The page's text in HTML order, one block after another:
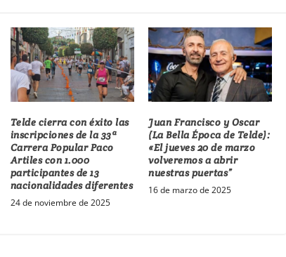
Telde cierra con éxito las
inscripciones de la 33ª
Carrera Popular Paco
Artiles con 1.000
participantes de 13
nacionalidades diferentes
24 de noviembre de 2025
Juan Francisco y Oscar
(La Bella Época de Telde):
«El jueves 20 de marzo
volveremos a abrir
nuestras puertas”
16 de marzo de 2025